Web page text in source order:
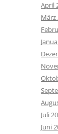
April
März
Juli
Juni